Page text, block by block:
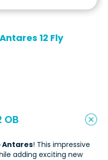
12 Fly
Antares! This impressive
adding exciting new